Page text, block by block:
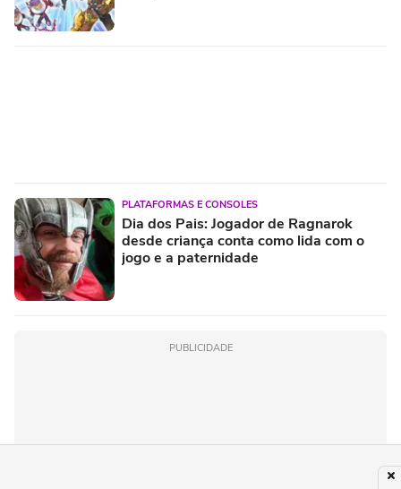
PLATAFORMAS E CONSOLES
Dia dos Pais: Jogador de Ragnarok
desde criança conta como lida com o
jogo e a paternidade
PUBLICIDADE